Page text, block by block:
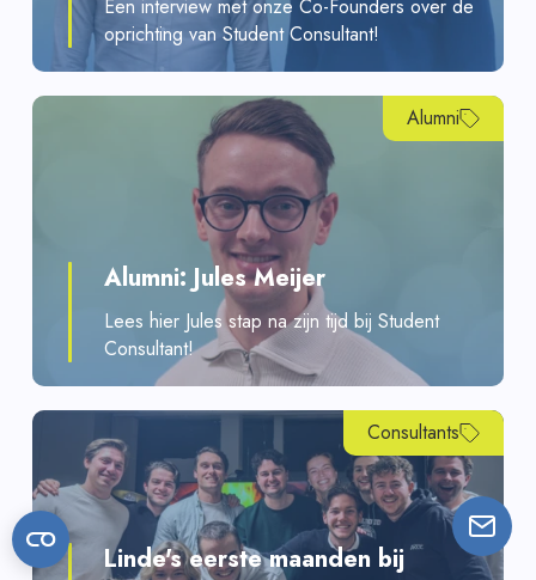
Een interview met onze Co-Founders over de
oprichting van Student Consultant!
Alumni
Alumni: Jules Meijer
Lees hier Jules stap na zijn tijd bij Student
Consultant!
Consultants
Linde's eerste maanden bij